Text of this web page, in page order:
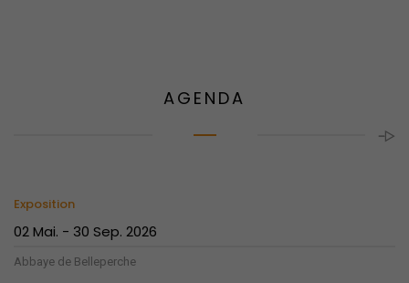
AGENDA
Exposition
02 Mai. - 30 Sep. 2026
Abbaye de Belleperche